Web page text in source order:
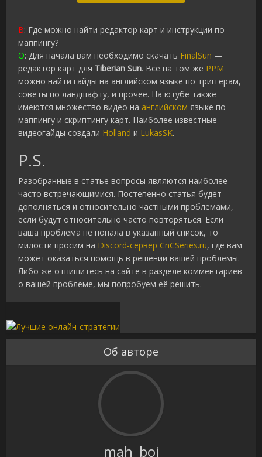
В: Где можно найти редактор карт и инструкции по
маппингу?
О: Для начала вам необходимо скачать FinalSun —
редактор карт для Tiberian Sun. Всё на том же PPM
можно найти гайды на английском языке по триггерам,
советы по ландшафту, и прочее. На ютубе также
имеются множество видео на английском языке по
маппингу и скриптингу карт. Наиболее известные
видеогайды создали Holland и LukasSK.
P.S.
Разобранные в статье вопросы являются наиболее
часто встречающимися. Постепенно статья будет
дополняться и относительно частными проблемами,
если будут относительно часто повторяться. Если
ваша проблема не попала в указанный список, то
милости просим на Discord-сервер CnCSeries.ru, где вам
может оказаться помощь в решении вашей проблемы.
Либо же отпишитесь на сайте в разделе комментариев
о вашей проблеме, мы попробуем её решить.
Об авторе
mah_boi